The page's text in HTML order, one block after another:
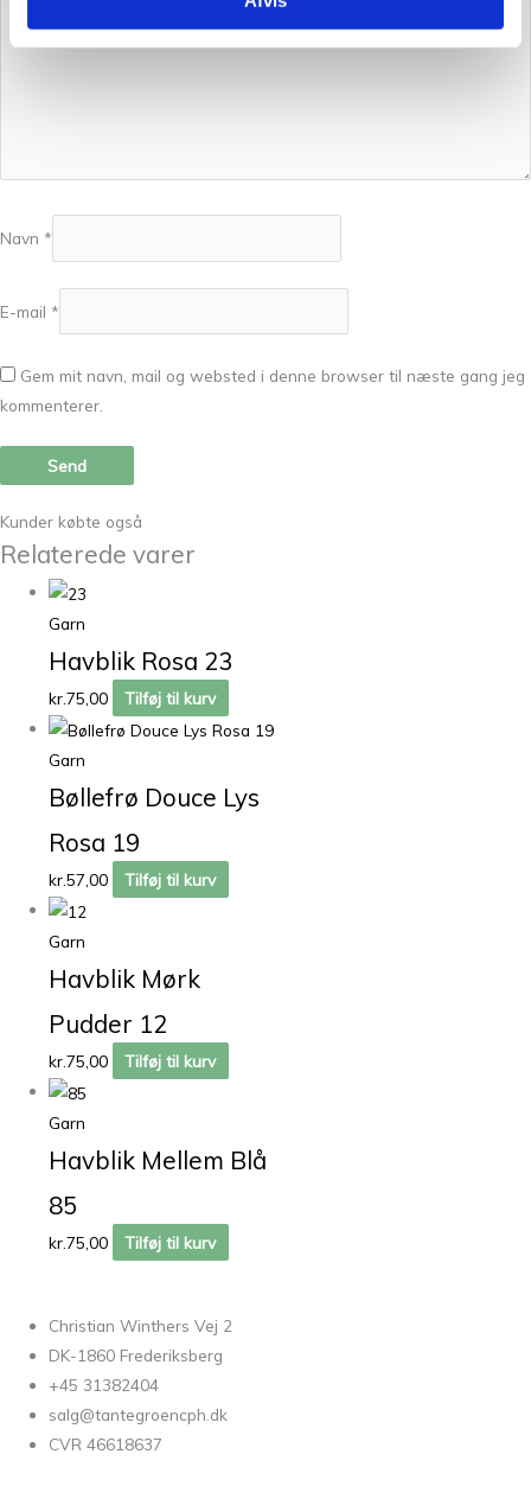
Navn *
E-mail *
Gem mit navn, mail og websted i denne browser til næste gang jeg
kommenterer.
Kunder købte også
Relaterede varer
Garn
Havblik Rosa 23
kr.75,00 Tilføj til kurv
Garn
Bøllefrø Douce Lys
Rosa 19
kr.57,00 Tilføj til kurv
Garn
Havblik Mørk
Pudder 12
kr.75,00 Tilføj til kurv
Garn
Havblik Mellem Blå
85
kr.75,00 Tilføj til kurv
Christian Winthers Vej 2
DK-1860 Frederiksberg
+45 31382404
salg@tantegroencph.dk
CVR 46618637